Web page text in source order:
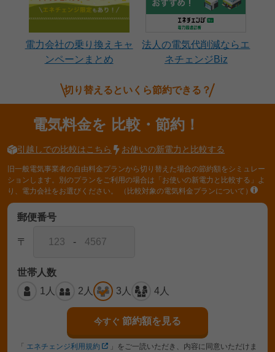
電力会社の乗り換えキャ
ンペーンまとめ
法人の電気代削減ならエ
ネチェンジBiz
切り替えるといくら節約できる？
電気料金を 比較・節約！
引越しでの比較はこちら お使いの新電力と比較する
旧一般電気事業者の自由料金プランから切り替えた場合の節約額をシミュレー
ションします。別のプランをご利用の場合は「お使いの新電力と比較する」よ
り、電力会社をお選びください。
（比較対象の電気料金プランについて）
郵便番号
〒 -
世帯人数
1人
2人 3人 4人
今すぐ 節約額を見る
「 エネチェンジ利用規約
」をご一読いただき、内容に同意いただけま